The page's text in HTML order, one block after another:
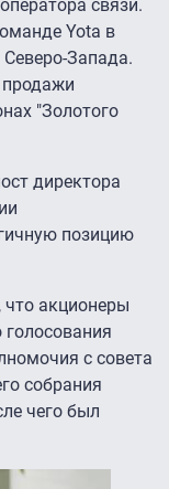
связи.
Yota в
продажи
"Золотого
директора
позицию
что акционеры
с совета
собрания
чего был